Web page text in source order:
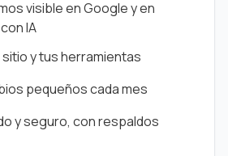
visible en Google y en
IA
y tus herramientas
pequeños cada mes
y seguro, con respaldos